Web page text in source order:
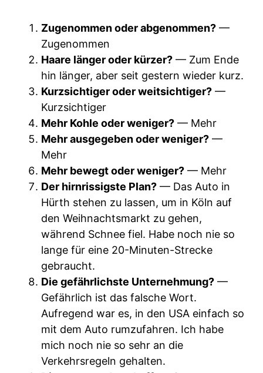
Zugenommen oder abgenommen? —
Zugenommen
Haare länger oder kürzer? — Zum Ende
hin länger, aber seit gestern wieder kurz.
Kurzsichtiger oder weitsichtiger? —
Kurzsichtiger
Mehr Kohle oder weniger? — Mehr
Mehr ausgegeben oder weniger? —
Mehr
Mehr bewegt oder weniger? — Mehr
Der hirnrissigste Plan? — Das Auto in
Hürth stehen zu lassen, um in Köln auf
den Weihnachtsmarkt zu gehen,
während Schnee fiel. Habe noch nie so
lange für eine 20-Minuten-Strecke
gebraucht.
Die gefährlichste Unternehmung? —
Gefährlich ist das falsche Wort.
Aufregend war es, in den USA einfach so
mit dem Auto rumzufahren. Ich habe
mich noch nie so sehr an die
Verkehrsregeln gehalten.